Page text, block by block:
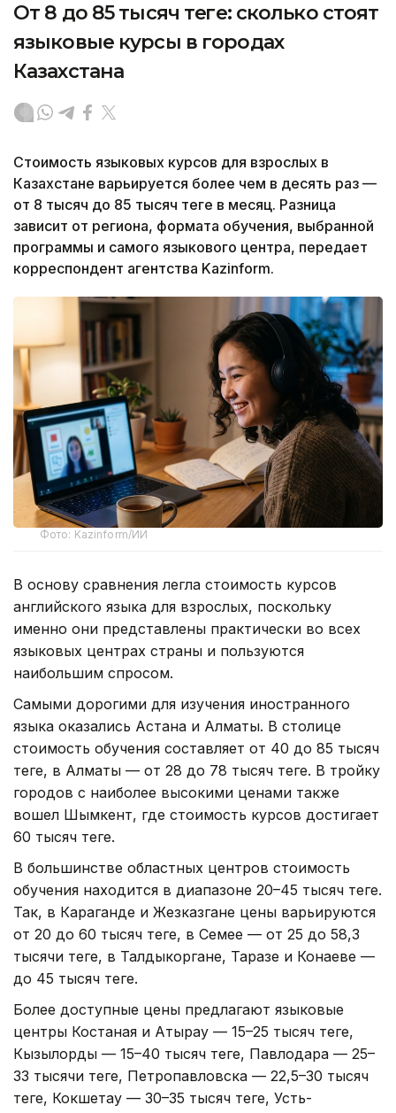
От 8 до 85 тысяч теңге: сколько стоят
языковые курсы в городах
Казахстана
Стоимость языковых курсов для взрослых в
Казахстане варьируется более чем в десять раз —
от 8 тысяч до 85 тысяч теңге в месяц. Разница
зависит от региона, формата обучения, выбранной
программы и самого языкового центра, передает
корреспондент агентства Kazinform.
Фото: Kazinform/ИИ
В основу сравнения легла стоимость курсов
английского языка для взрослых, поскольку
именно они представлены практически во всех
языковых центрах страны и пользуются
наибольшим спросом.
Самыми дорогими для изучения иностранного
языка оказались Астана и Алматы. В столице
стоимость обучения составляет от 40 до 85 тысяч
теңге, в Алматы — от 28 до 78 тысяч теңге. В тройку
городов с наиболее высокими ценами также
вошел Шымкент, где стоимость курсов достигает
60 тысяч теңге.
В большинстве областных центров стоимость
обучения находится в диапазоне 20–45 тысяч теңге.
Так, в Караганде и Жезказгане цены варьируются
от 20 до 60 тысяч теңге, в Семее — от 25 до 58,3
тысячи теңге, в Талдыкоргане, Таразе и Конаеве —
до 45 тысяч теңге.
Более доступные цены предлагают языковые
центры Костаная и Атырау — 15–25 тысяч теңге,
Кызылорды — 15–40 тысяч теңге, Павлодара — 25–
33 тысячи теңге, Петропавловска — 22,5–30 тысяч
теңге, Кокшетау — 30–35 тысяч теңге, Усть-